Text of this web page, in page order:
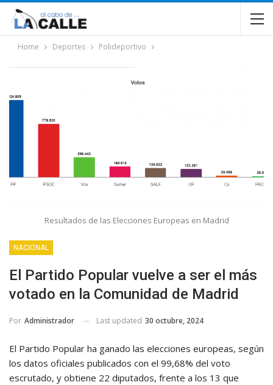
Home Deportes Polideportivo
Resultados de las Elecciones Europeas en Madrid
NACIONAL
El Partido Popular vuelve a ser el más
votado en la Comunidad de Madrid
Por Administrador Last updated 30 octubre, 2024
El Partido Popular ha ganado las elecciones europeas, según
los datos oficiales publicados con el 99,68% del voto
escrutado, y obtiene 22 diputados, frente a los 13 que